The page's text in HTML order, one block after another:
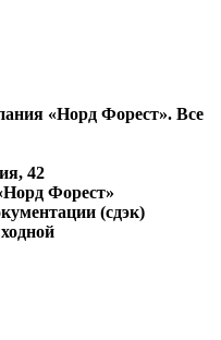
«Норд Форест». Все
42
Форест»
(сдэк)